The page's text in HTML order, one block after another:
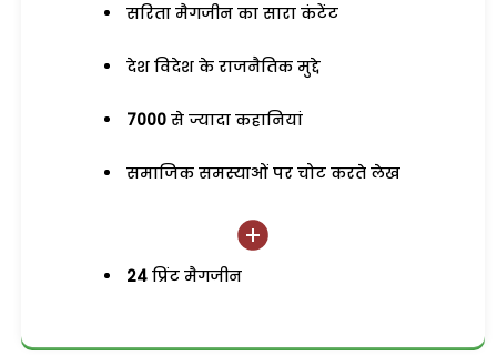
सरिता मैगजीन का सारा कंटेंट
देश विदेश के राजनैतिक मुद्दे
7000 से ज्यादा कहानियां
समाजिक समस्याओं पर चोट करते लेख
24 प्रिंट मैगजीन